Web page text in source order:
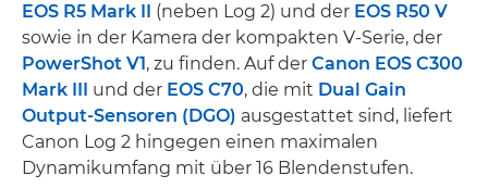
EOS R5 Mark II
(neben Log 2) und der EOS R50 V
sowie in der Kamera der kompakten V-Serie, der
PowerShot V1 , zu finden. Auf der Canon EOS C300
Mark III
und der EOS C70, die mit Dual Gain
Output-Sensoren (DGO) ausgestattet sind, liefert
Canon Log 2 hingegen einen maximalen
Dynamikumfang mit über 16 Blendenstufen.